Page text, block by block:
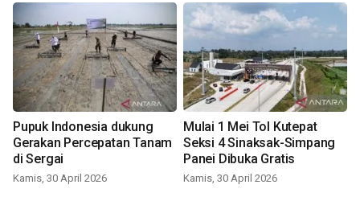
Pupuk Indonesia dukung
Gerakan Percepatan Tanam
di Sergai
Kamis, 30 April 2026
Mulai 1 Mei Tol Kutepat
Seksi 4 Sinaksak-Simpang
Panei Dibuka Gratis
Kamis, 30 April 2026